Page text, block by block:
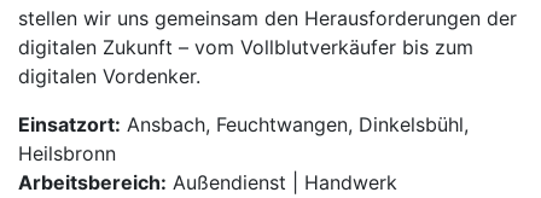
stellen wir uns gemeinsam den Herausforderungen der
digitalen Zukunft – vom Vollblutverkäufer bis zum
digitalen Vordenker.
Einsatzort: Ansbach, Feuchtwangen, Dinkelsbühl,
Heilsbronn
Arbeitsbereich: Außendienst | Handwerk